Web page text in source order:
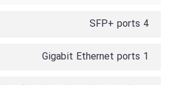
4 SFP+ ports
1 Gigabit Ethernet ports